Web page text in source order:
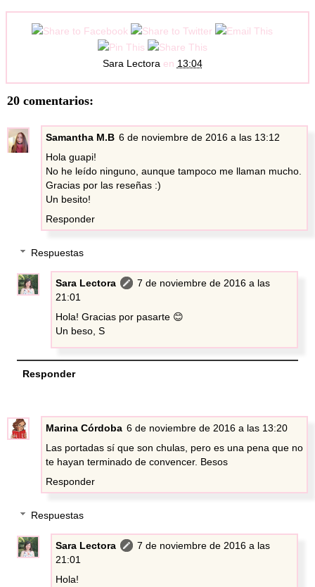
Sara Lectora en 13:04
20 comentarios:
Samantha M.B 6 de noviembre de 2016 a las 13:12
Hola guapi!
No he leído ninguno, aunque tampoco me llaman mucho.
Gracias por las reseñas :)
Un besito!
Responder
Respuestas
Sara Lectora
7 de noviembre de 2016 a las
21:01
Hola! Gracias por pasarte 😊
Un beso, S
Responder
Marina Córdoba 6 de noviembre de 2016 a las 13:20
Las portadas sí que son chulas, pero es una pena que no
te hayan terminado de convencer. Besos
Responder
Respuestas
Sara Lectora
7 de noviembre de 2016 a las
21:01
Hola!